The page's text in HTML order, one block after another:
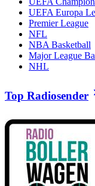
UEFA Europa
Premier League
NFL
NBA Basketball
Major League
NHL
Top Radiosender